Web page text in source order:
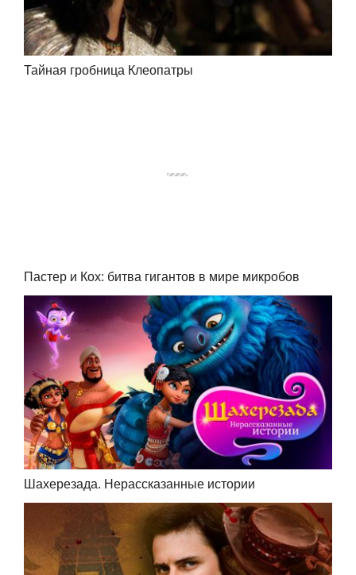
Тайная гробница Клеопатры
Пастер и Кох: битва гигантов в мире микробов
Шахерезада. Нерассказанные истории